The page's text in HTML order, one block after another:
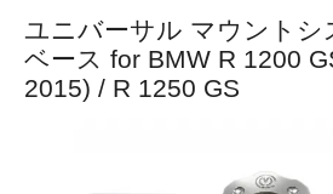
ユニバーサル マウントシ
ベース for BMW R 1200
2015) / R 1250 GS